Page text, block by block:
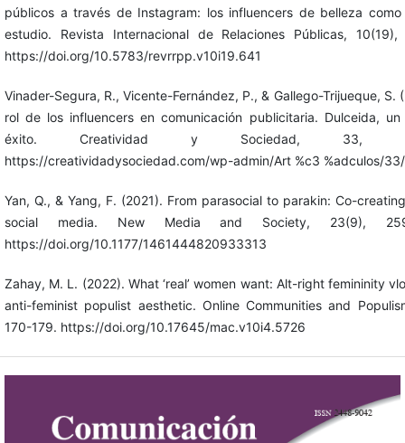
públicos a través de Instagram: los influencers de belleza
estudio. Revista Internacional de Relaciones Públicas, 10(19),
https://doi.org/10.5783/revrrpp.v10i19.641
Vinader-Segura, R., Vicente-Fernández, P., & Gallego-Trijueque, S.
rol de los influencers en comunicación publicitaria. Dulceida,
éxito. Creatividad y Sociedad, 33,
https://creatividadysociedad.com/wp-admin/Art %c3 %adculos/
Yan, Q., & Yang, F. (2021). From parasocial to parakin: Co-
social media. New Media and Society, 23(9),
https://doi.org/10.1177/1461444820933313
Zahay, M. L. (2022). What ‘real’ women want: Alt-right femininity
anti-feminist populist aesthetic. Online Communities and
170-179. https://doi.org/10.17645/mac.v10i4.5726